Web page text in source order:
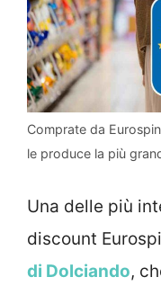
Comprate da
le produce la più
Una delle più
discount
di Dolciando,